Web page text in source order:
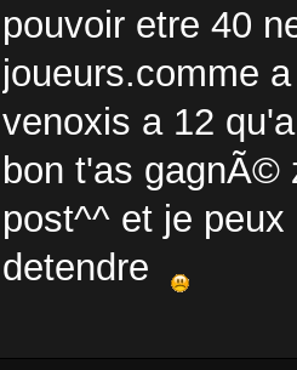
pouvoir etre 40
joueurs.comme
venoxis a 12
bon t'as gagnÃ©
post^^ et je
detendre